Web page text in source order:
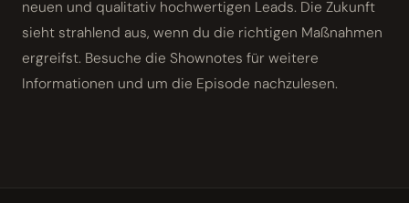
neuen und qualitativ hochwertigen Leads. Die Zukunft
sieht strahlend aus, wenn du die richtigen Maßnahmen
ergreifst. Besuche die Shownotes für weitere
Informationen und um die Episode nachzulesen.